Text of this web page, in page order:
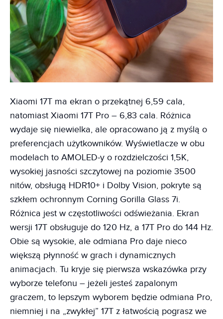
Xiaomi 17T ma ekran o przekątnej 6,59 cala,
natomiast Xiaomi 17T Pro – 6,83 cala. Różnica
wydaje się niewielka, ale opracowano ją z myślą o
preferencjach użytkowników. Wyświetlacze w obu
modelach to AMOLED-y o rozdzielczości 1,5K,
wysokiej jasności szczytowej na poziomie 3500
nitów, obsługą HDR10+ i Dolby Vision, pokryte są
szkłem ochronnym Corning Gorilla Glass 7i.
Różnica jest w częstotliwości odświeżania. Ekran
wersji 17T obsługuje do 120 Hz, a 17T Pro do 144 Hz.
Obie są wysokie, ale odmiana Pro daje nieco
większą płynność w grach i dynamicznych
animacjach. Tu kryje się pierwsza wskazówka przy
wyborze telefonu – jeżeli jesteś zapalonym
graczem, to lepszym wyborem będzie odmiana Pro,
niemniej i na „zwykłej” 17T z łatwością pograsz we